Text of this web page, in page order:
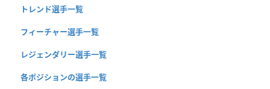
トレンド選手一覧
フィーチャー選手一覧
レジェンダリー選手一覧
各ポジションの選手一覧